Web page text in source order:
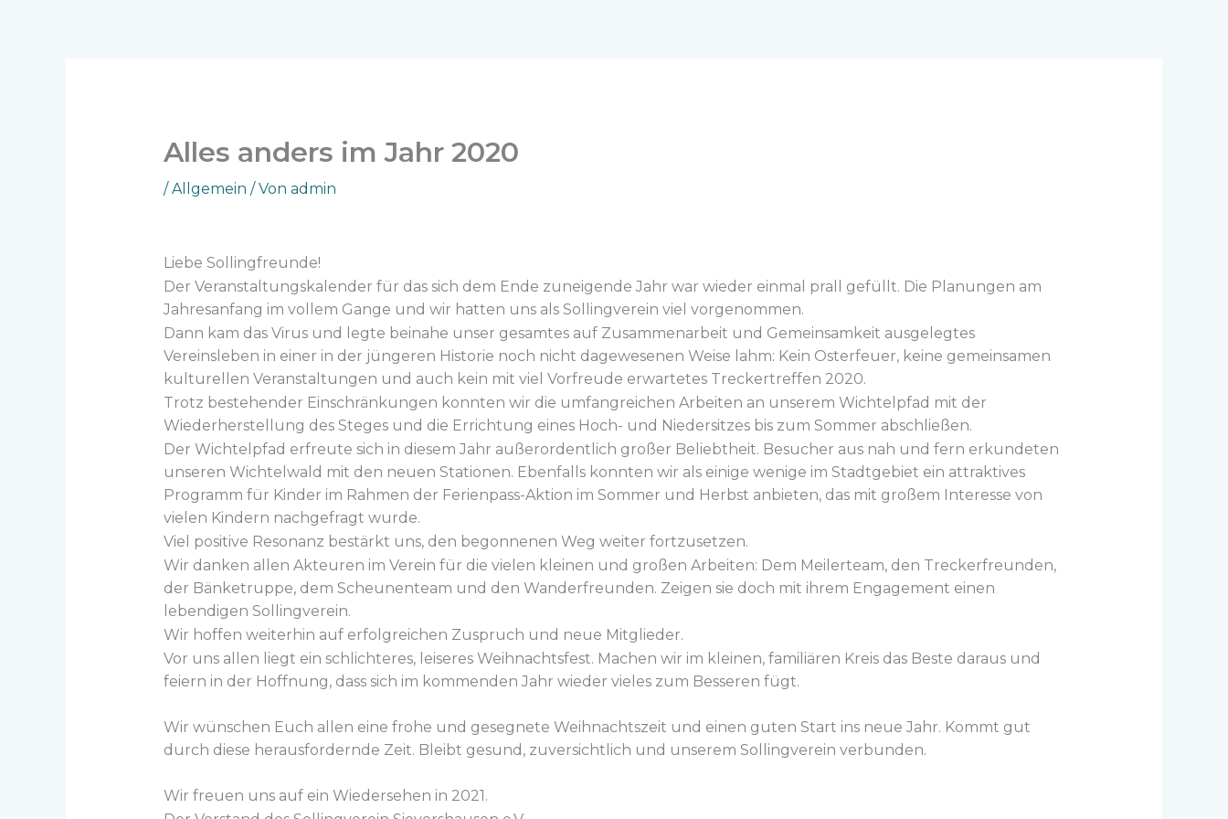
Alles anders im Jahr 2020
/Allgemein / Von admin
Liebe Sollingfreunde!
Der Veranstaltungskalender für das sich dem Ende zuneigende Jahr war wieder einmal prall gefüllt. Die Planungen am
Jahresanfang im vollem Gange und wir hatten uns als Sollingverein viel vorgenommen.
Dann kam das Virus und legte beinahe unser gesamtes auf Zusammenarbeit und Gemeinsamkeit ausgelegtes
Vereinsleben in einer in der jüngeren Historie noch nicht dagewesenen Weise lahm: Kein Osterfeuer, keine gemeinsamen
kulturellen Veranstaltungen und auch kein mit viel Vorfreude erwartetes Treckertreffen 2020.
Trotz bestehender Einschränkungen konnten wir die umfangreichen Arbeiten an unserem Wichtelpfad mit der
Wiederherstellung des Steges und die Errichtung eines Hoch- und Niedersitzes bis zum Sommer abschließen.
Der Wichtelpfad erfreute sich in diesem Jahr außerordentlich großer Beliebtheit. Besucher aus nah und fern erkundeten
unseren Wichtelwald mit den neuen Stationen. Ebenfalls konnten wir als einige wenige im Stadtgebiet ein attraktives
Programm für Kinder im Rahmen der Ferienpass-Aktion im Sommer und Herbst anbieten, das mit großem Interesse von
vielen Kindern nachgefragt wurde.
Viel positive Resonanz bestärkt uns, den begonnenen Weg weiter fortzusetzen.
Wir danken allen Akteuren im Verein für die vielen kleinen und großen Arbeiten: Dem Meilerteam, den Treckerfreunden,
der Bänketruppe, dem Scheunenteam und den Wanderfreunden. Zeigen sie doch mit ihrem Engagement einen
lebendigen Sollingverein.
Wir hoffen weiterhin auf erfolgreichen Zuspruch und neue Mitglieder.
Vor uns allen liegt ein schlichteres, leiseres Weihnachtsfest. Machen wir im kleinen, familiären Kreis das Beste daraus und
feiern in der Hoffnung, dass sich im kommenden Jahr wieder vieles zum Besseren fügt.
Wir wünschen Euch allen eine frohe und gesegnete Weihnachtszeit und einen guten Start ins neue Jahr. Kommt gut
durch diese herausfordernde Zeit. Bleibt gesund, zuversichtlich und unserem Sollingverein verbunden.
Wir freuen uns auf ein Wiedersehen in 2021.